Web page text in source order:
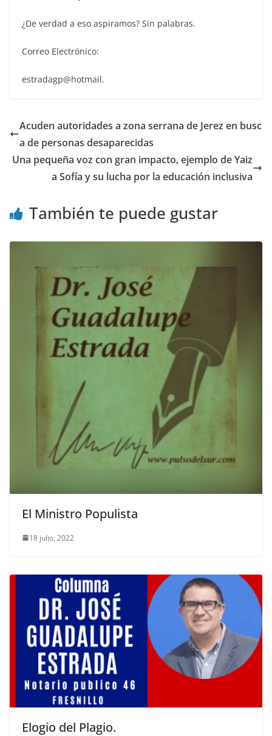
¿De verdad a eso aspiramos? Sin palabras.
Correo Electrónico:
estradagp@hotmail.
Acuden autoridades a zona serrana de Jerez en busc
a de personas desaparecidas
Una pequeña voz con gran impacto, ejemplo de Yaiz
a Sofía y su lucha por la educación inclusiva
También te puede gustar
El Ministro Populista
18 julio, 2022
Elogio del Plagio.